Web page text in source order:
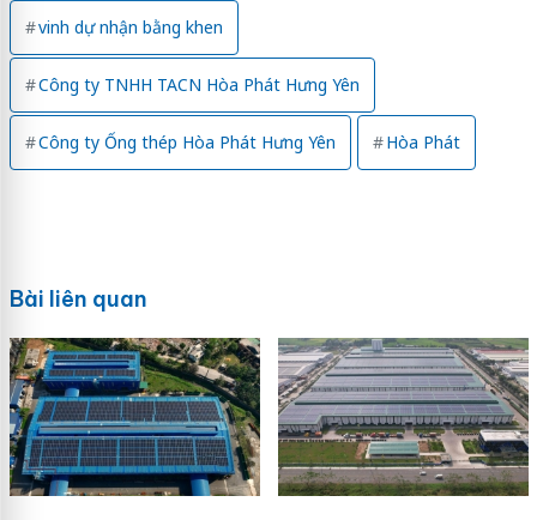
vinh dự nhận bằng khen
Công ty TNHH TACN Hòa Phát Hưng Yên
Công ty Ống thép Hòa Phát Hưng Yên Hòa Phát
Bài liên quan